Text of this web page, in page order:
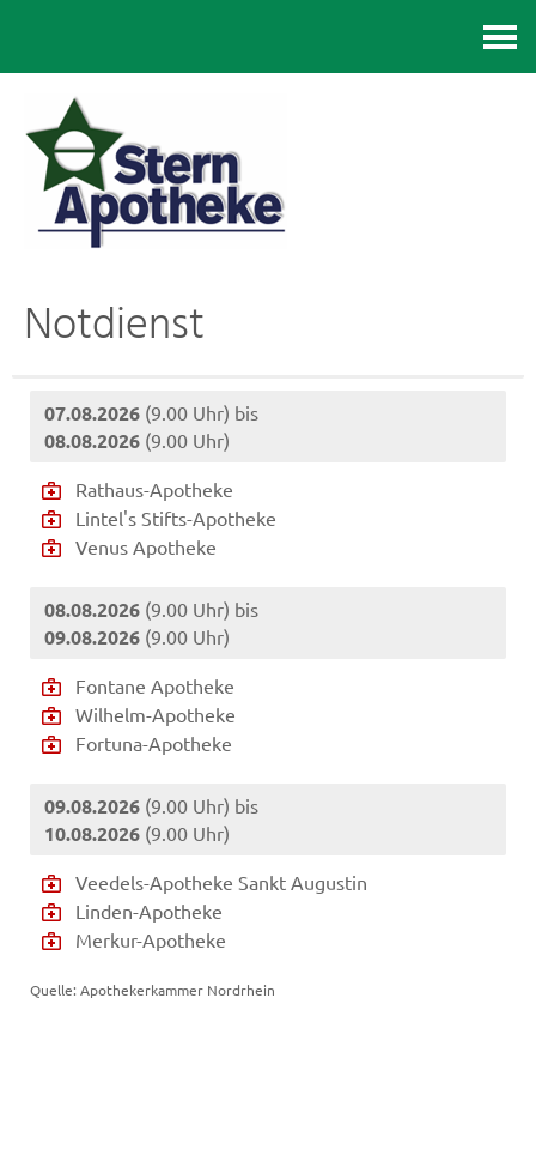
Notdienst
07.08.2026 (9.00 Uhr) bis
08.08.2026 (9.00 Uhr)
Rathaus-Apotheke
Lintel's Stifts-Apotheke
Venus Apotheke
08.08.2026 (9.00 Uhr) bis
09.08.2026 (9.00 Uhr)
Fontane Apotheke
Wilhelm-Apotheke
Fortuna-Apotheke
09.08.2026 (9.00 Uhr) bis
10.08.2026 (9.00 Uhr)
Veedels-Apotheke Sankt Augustin
Linden-Apotheke
Merkur-Apotheke
Quelle: Apothekerkammer Nordrhein